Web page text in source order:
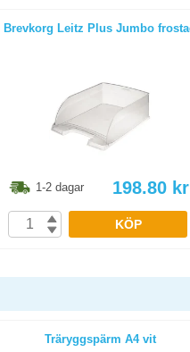
Brevkorg Leitz Plus Jumbo
1-2 dagar 198.80 kr
KÖP
Träryggspärm A4 vit